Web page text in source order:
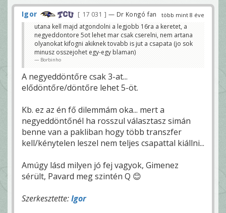
több mint 8 éve
Igor 17 031 — Dr Kongó fan
utana kell majd atgondolni a legjobb 16ra a keretet, a
negyeddontore 5ot lehet mar csak cserelni, nem artana
olyanokat kifogni akiknek tovabb is jut a csapata (jo sok
minusz osszejohet egy-egy blaman)
Borbinho
A negyeddöntőre csak 3-at...
elődöntőre/döntőre lehet 5-öt.
Kb. ez az én fő dilemmám oka... mert a
negyeddöntőnél ha rosszul választasz simán
benne van a pakliban hogy több transzfer
kell/kénytelen leszel nem teljes csapattal kiállni...
Amúgy lásd milyen jó fej vagyok, Gimenez
sérült, Pavard meg szintén Q 😊
Szerkesztette:Igor